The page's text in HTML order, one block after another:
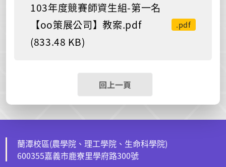
103年度競賽師資生組-第一名
【oo策展公司】教案.pdf
(833.48 KB)
.pdf
回上一頁
蘭潭校區(農學院、理工學院、生命科學院)
600355嘉義市鹿寮里學府路300號